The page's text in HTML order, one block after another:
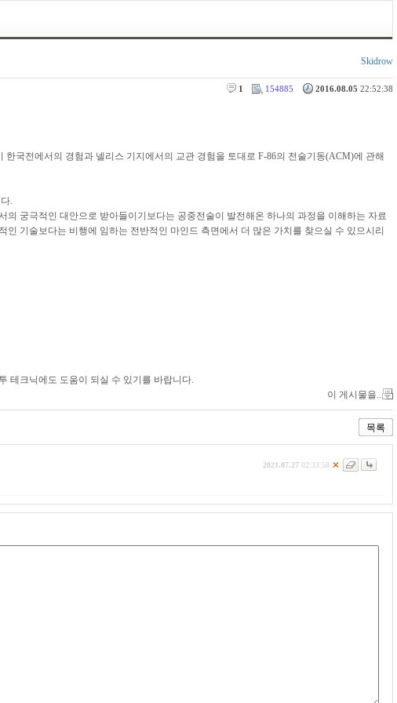
Skidrow
2016.08.05 22:52:38
154885
1
한국전에서의 경험과 넬리스 기지에서의 교관 경험을 토대로 F-86의 전술기동(ACM)에 관해
.
궁극적인 대안으로 받아들이기보다는 공중전술이 발전해온 하나의 과정을 이해하는 자료
기술보다는 비행에 임하는 전반적인 마인드 측면에서 더 많은 가치를 찾으실 수 있으시리
테크닉에도 도움이 되실 수 있기를 바랍니다.
이 게시물을..
목록
2021.07.27 02:33:58